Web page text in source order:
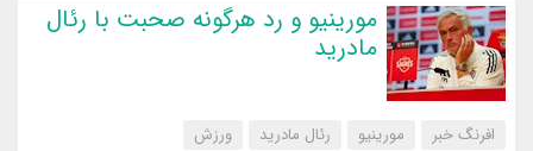
مورینیو و رد هرگونه صحبت با رئال
مادرید
افرنگ خبر مورینیو رئال مادرید ‌ورزش